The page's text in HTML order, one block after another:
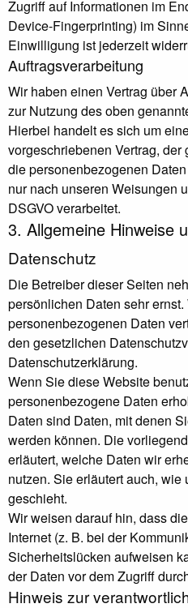
Zugriff auf Informationen im
Device-Fingerprinting) im
Einwilligung ist jederzeit
Auftragsverarbeitung
Wir haben einen Vertrag über
zur Nutzung des oben
Hierbei handelt es sich um
vorgeschriebenen Vertrag,
die personenbezogenen
nur nach unseren Weisungen
DSGVO verarbeitet.
3. Allgemeine Hinweise
Datenschutz
Die Betreiber dieser Seiten
persönlichen Daten sehr
personenbezogenen Daten
den gesetzlichen
Datenschutzerklärung.
Wenn Sie diese Website
personenbezogene Daten
Daten sind Daten, mit denen
werden können. Die
erläutert, welche Daten wir
nutzen. Sie erläutert auch,
geschieht.
Wir weisen darauf hin, dass
Internet (z. B. bei der
Sicherheitslücken aufweisen
der Daten vor dem Zugriff
Hinweis zur